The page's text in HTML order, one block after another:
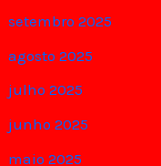
setembro 2025
agosto 2025
julho 2025
junho 2025
maio 2025